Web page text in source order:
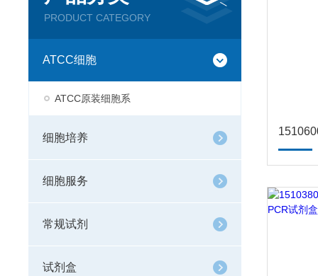
PRODUCT CATEGORY
ATCC细胞
ATCC原装细胞系
细胞培养
细胞服务
常规试剂
试剂盒